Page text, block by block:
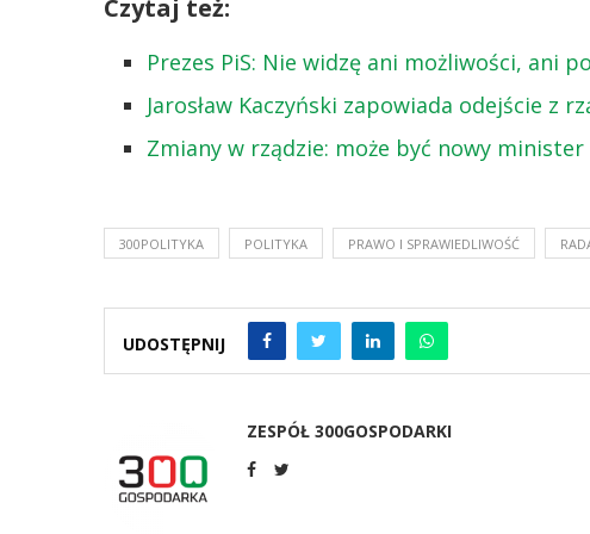
Czytaj też:
Prezes PiS: Nie widzę ani możliwości, ani
Jarosław Kaczyński zapowiada odejście z
Zmiany w rządzie: może być nowy
300POLITYKA POLITYKA PRAWO I SPRAWIEDLIWOŚĆ
UDOSTĘPNIJ
ZESPÓŁ 300GOSPODARKI